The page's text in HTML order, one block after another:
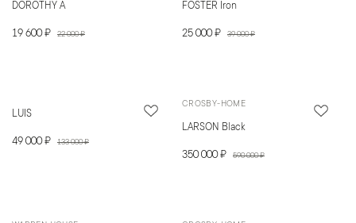
DOROTHY A
19 600 ₽ 22 000 ₽
FOSTER Iron
25 000 ₽ 39 000 ₽
LUIS
49 000 ₽ 133 000 ₽
CROSBY-HOME
LARSON Black
350 000 ₽ 590 000 ₽